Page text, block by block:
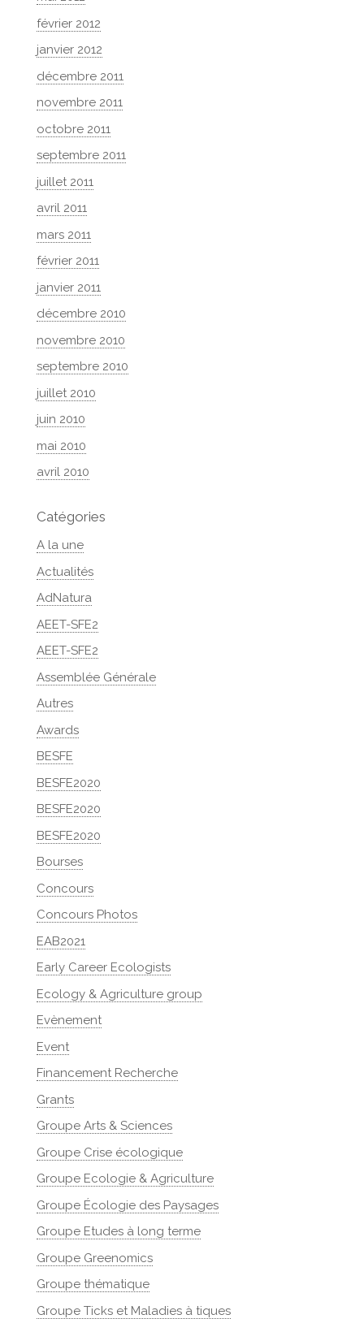
février 2012
janvier 2012
décembre 2011
novembre 2011
octobre 2011
septembre 2011
juillet 2011
avril 2011
mars 2011
février 2011
janvier 2011
décembre 2010
novembre 2010
septembre 2010
juillet 2010
juin 2010
mai 2010
avril 2010
Catégories
A la une
Actualités
AdNatura
AEET-SFE2
AEET-SFE2
Assemblée Générale
Autres
Awards
BESFE
BESFE2020
BESFE2020
BESFE2020
Bourses
Concours
Concours Photos
EAB2021
Early Career Ecologists
Ecology & Agriculture group
Evènement
Event
Financement Recherche
Grants
Groupe Arts & Sciences
Groupe Crise écologique
Groupe Ecologie & Agriculture
Groupe Écologie des Paysages
Groupe Etudes à long terme
Groupe Greenomics
Groupe thématique
Groupe Ticks et Maladies à tiques